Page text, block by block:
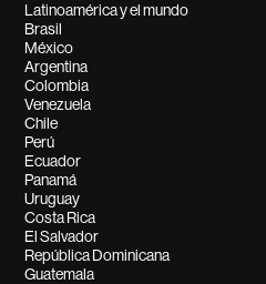
Latinoamérica y el mundo
Brasil
México
Argentina
Colombia
Venezuela
Chile
Perú
Ecuador
Panamá
Uruguay
Costa Rica
El Salvador
República Dominicana
Guatemala